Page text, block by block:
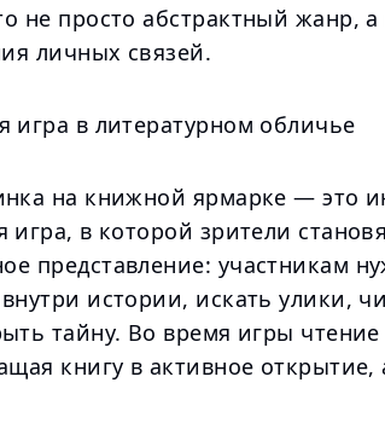
не просто абстрактный жанр,
личных связей.
игра в литературном обличье
на книжной ярмарке — это
игра, в которой зрители
представление: участникам
истории, искать улики,
тайну. Во время игры
книгу в активное